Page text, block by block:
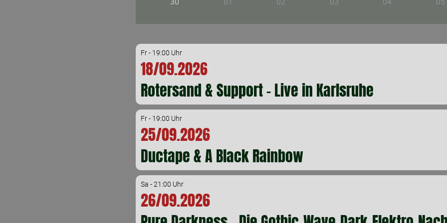
Fr - 19:00 Uhr
18/09.2026
Rotersand & Support - Live in Karlsruhe
Fr - 19:00 Uhr
25/09.2026
Ductape & A Black Rainbow
Sa - 21:00 Uhr
26/09.2026